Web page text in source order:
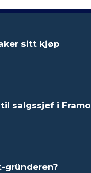
sitt kjøp
salgssjef i Framo
gründeren?